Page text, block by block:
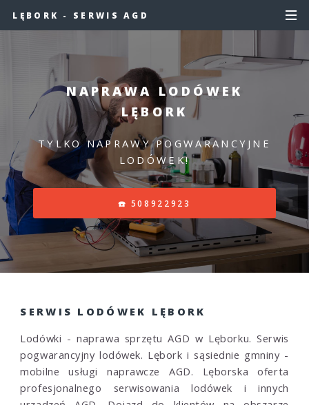
LĘBORK - SERWIS AGD
NAPRAWA LODÓWEK
LĘBORK
TYLKO NAPRAWY POGWARANCYJNE
LODÓWEK!
☎️ 508922923
SERWIS LODÓWEK LĘBORK
Lodówki - naprawa sprzętu AGD w Lęborku. Serwis
pogwarancyjny lodówek. Lębork i sąsiednie gmniny -
mobilne usługi naprawcze AGD. Lęborska oferta
profesjonalnego serwisowania lodówek i innych